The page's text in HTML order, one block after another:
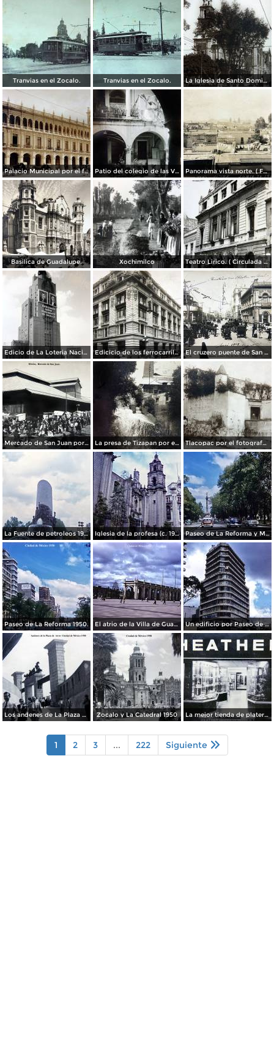
Tranvias en el Zocalo. Tranvias en el Zocalo. La Iglesia de Santo Domingo.
Palacio Municipal por el fotografo Hugo Brehme.. Patio del colegio de las Vizcainas por el fotografo Hugo Brehme. Panorama vista norte. ( Fechada el 20 de Junio de 1905 ).
Basilica de Guadalupe. Xochimilco Teatro Lirico. ( Circulada el 1 de Agosto de 1926 ).
Edicio de La Loteria Nacional Ciudad de México Abril de 1964 Edicicio de los ferrocarriles. El cruzero puente de San Francisco y Guardiola por el fotografo Felix Miret.
Mercado de San Juan por el fotografo Felix Miret La presa de Tizapan por el fotografo Fernando Kososky. ( Circulada el 22 de Diembre de 1910 ). Tlacopac por el fotografo Hugo Brehme.
La Fuente de petroleos 1950. Iglesia de la profesa (c. 1950) Paseo de La Reforma y Mto a La Independencia 1950
Paseo de La Reforma 1950. El atrio de la Villa de Guadalupe 1950. Un edificio por Paseo de La Reforma 1950
Los andenes de La Plaza de toros Ciudad de México 1950 Zocalo y La Catedral 1950 La mejor tienda de plateria.
1 2 3 ... 222 Siguiente